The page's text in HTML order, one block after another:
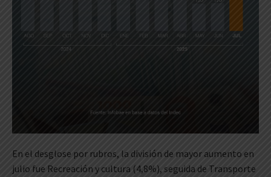
En el desglose por rubros, la división de mayor aumento en
julio fue Recreación y cultura (4,8%), seguida de Transporte